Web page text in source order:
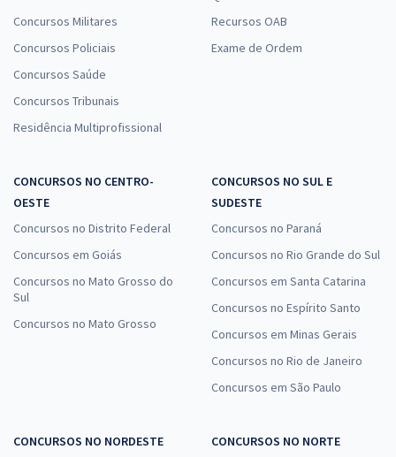
Concursos Militares
Concursos Policiais
Concursos Saúde
Concursos Tribunais
Residência Multiprofissional
Recursos OAB
Exame de Ordem
CONCURSOS NO CENTRO-
OESTE
Concursos no Distrito Federal
Concursos em Goiás
Concursos no Mato Grosso do
Sul
Concursos no Mato Grosso
CONCURSOS NO SUL E
SUDESTE
Concursos no Paraná
Concursos no Rio Grande do Sul
Concursos em Santa Catarina
Concursos no Espírito Santo
Concursos em Minas Gerais
Concursos no Rio de Janeiro
Concursos em São Paulo
CONCURSOS NO NORDESTE
CONCURSOS NO NORTE